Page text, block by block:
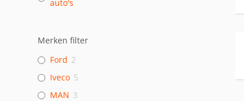
auto's
Merken filter
Ford 2
Iveco 5
MAN 3